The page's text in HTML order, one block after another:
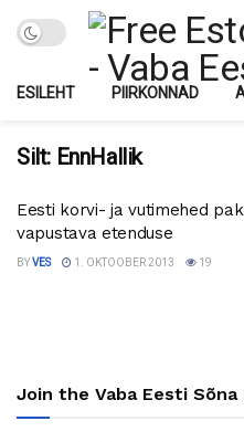
ESILEHT PIIRKONNAD
Silt: EnnHallik
Eesti korvi- ja vutimehed
vapustava etenduse
BYVES 1. OKTOOBER 2013 19
Join the Vaba Eesti Sõna